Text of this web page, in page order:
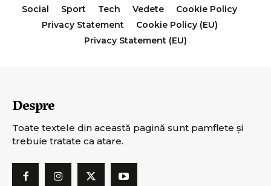
Social
Sport Tech Vedete
Cookie Policy
Privacy Statement
Cookie Policy (EU)
Privacy Statement (EU)
Despre
Toate textele din această pagină sunt pamflete şi
trebuie tratate ca atare.